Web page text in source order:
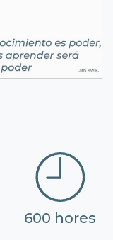
600 hores